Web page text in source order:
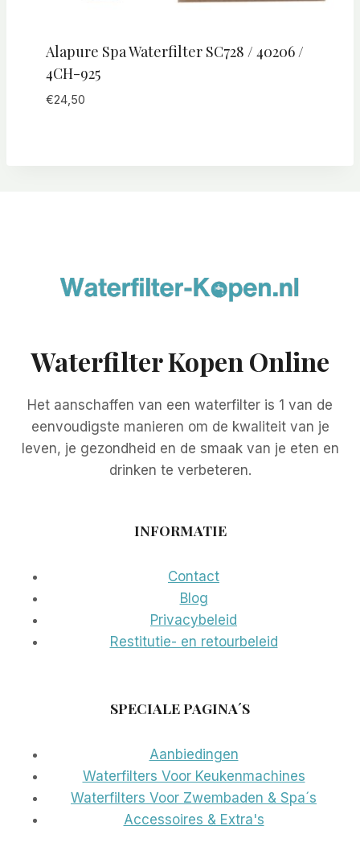
Alapure Spa Waterfilter SC728 / 40206 /
4CH-925
€24,50
Waterfilter Kopen Online
Het aanschaffen van een waterfilter is 1 van de
eenvoudigste manieren om de kwaliteit van je
leven, je gezondheid en de smaak van je eten en
drinken te verbeteren.
INFORMATIE
Contact
Blog
Privacybeleid
Restitutie- en retourbeleid
SPECIALE PAGINA´S
Aanbiedingen
Waterfilters Voor Keukenmachines
Waterfilters Voor Zwembaden & Spa´s
Accessoires & Extra's